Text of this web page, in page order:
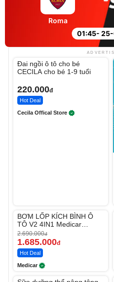
01:45-
Roma
Đai ngồi ô tô cho bé
CECILA cho bé 1-9 tuổi
220.000đ
Hot Deal
Cecila Offical Store
-37%
BƠM LỐP KÍCH BÌNH Ô
TÔ V2 4IN1 Medicar
12.000mAh
2.690.000đ
1.685.000đ
Hot Deal
Medicar